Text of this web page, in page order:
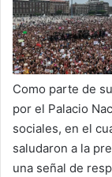
Como parte de
por el Palacio
sociales, en el
saludaron a la
una señal de